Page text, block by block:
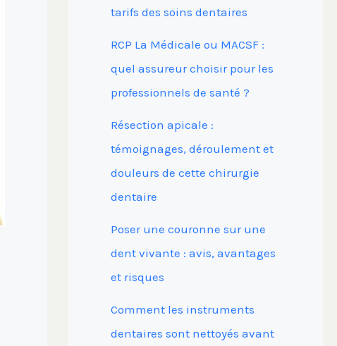
tarifs des soins dentaires
RCP La Médicale ou MACSF :
quel assureur choisir pour les
professionnels de santé ?
Résection apicale :
témoignages, déroulement et
douleurs de cette chirurgie
dentaire
Poser une couronne sur une
dent vivante : avis, avantages
et risques
Comment les instruments
dentaires sont nettoyés avant